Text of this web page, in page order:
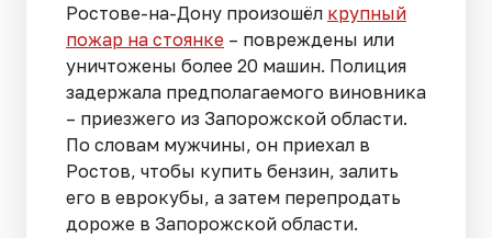
Ростове-на-Дону произошёл крупный
пожар на стоянке – повреждены или
уничтожены более 20 машин. Полиция
задержала предполагаемого виновника
– приезжего из Запорожской области.
По словам мужчины, он приехал в
Ростов, чтобы купить бензин, залить
его в еврокубы, а затем перепродать
дороже в Запорожской области.